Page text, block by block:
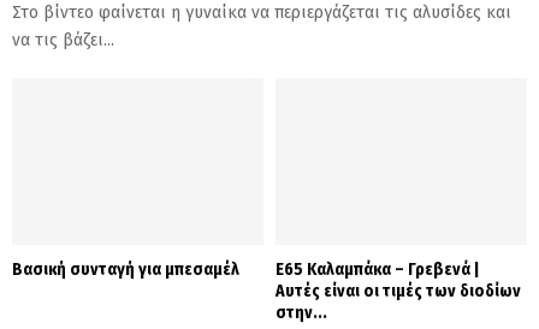
Στο βίντεο φαίνεται η γυναίκα να περιεργάζεται τις αλυσίδες και
να τις βάζει...
Βασική συνταγή για μπεσαμέλ
Ε65 Καλαμπάκα – Γρεβενά |
Αυτές είναι οι τιμές των διοδίων
στην...